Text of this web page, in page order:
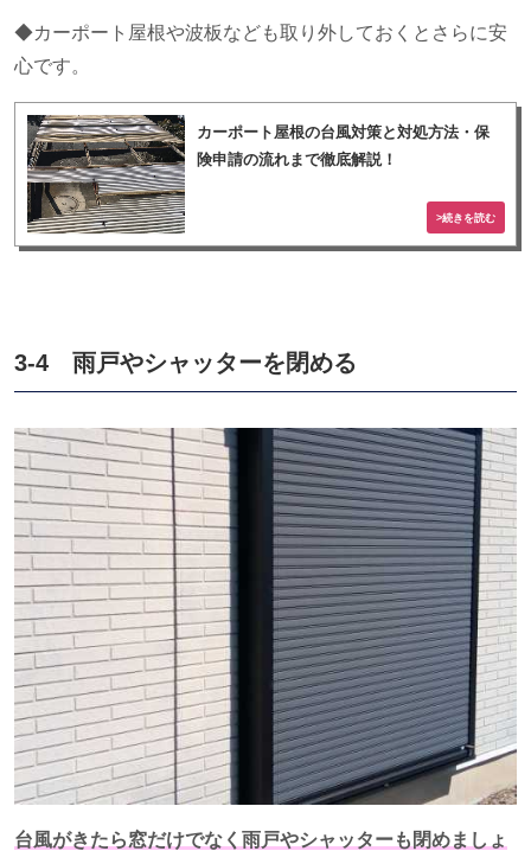
◆カーポート屋根や波板なども取り外しておくとさらに安
心です。
カーポート屋根の台風対策と対処方法・保
険申請の流れまで徹底解説！
3-4 雨戸やシャッターを閉める
台風がきたら窓だけでなく雨戸やシャッターも閉めましょ